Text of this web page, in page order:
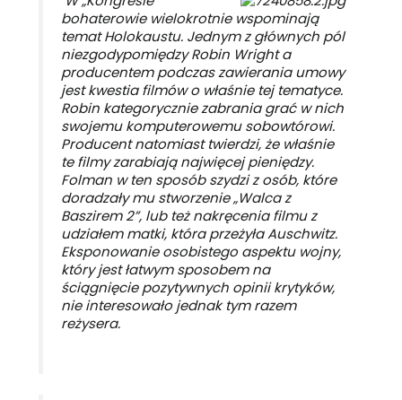
bohaterowie wielokrotnie wspominają
temat Holokaustu. Jednym z głównych pól
niezgodypomiędzy Robin Wright a
producentem podczas zawierania umowy
jest kwestia filmów o właśnie tej tematyce.
Robin kategorycznie zabrania grać w nich
swojemu komputerowemu sobowtórowi.
Producent natomiast twierdzi, że właśnie
te filmy zarabiają najwięcej pieniędzy.
Folman w ten sposób szydzi z osób, które
doradzały mu stworzenie „Walca z
Baszirem 2”, lub też nakręcenia filmu z
udziałem matki, która przeżyła Auschwitz.
Eksponowanie osobistego aspektu wojny,
który jest łatwym sposobem na
ściągnięcie pozytywnych opinii krytyków,
nie interesowało jednak tym razem
reżysera.